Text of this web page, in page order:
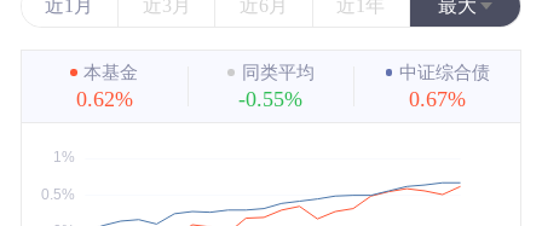
近1月 近3月 近6月 近1年 最大
近3年
近5年
最大
本基金
0.62%
同类平均
-0.55%
中证综合债
0.67%